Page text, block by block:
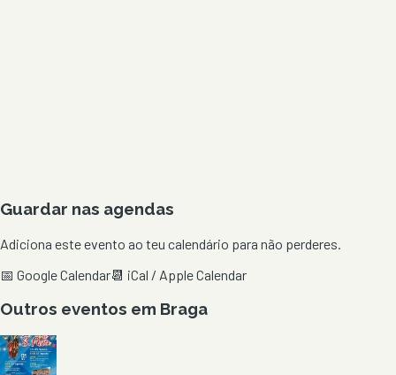
Guardar nas agendas
Adiciona este evento ao teu calendário para não perderes.
📅 Google Calendar📆 iCal / Apple Calendar
Outros eventos em Braga